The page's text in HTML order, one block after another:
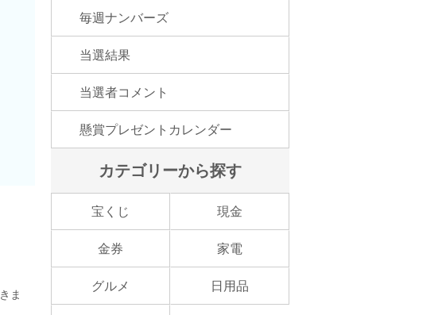
ま
毎週ナンバーズ
当選結果
当選者コメント
懸賞プレゼントカレンダー
カテゴリーから探す
宝くじ 現金
金券 家電
グルメ 日用品